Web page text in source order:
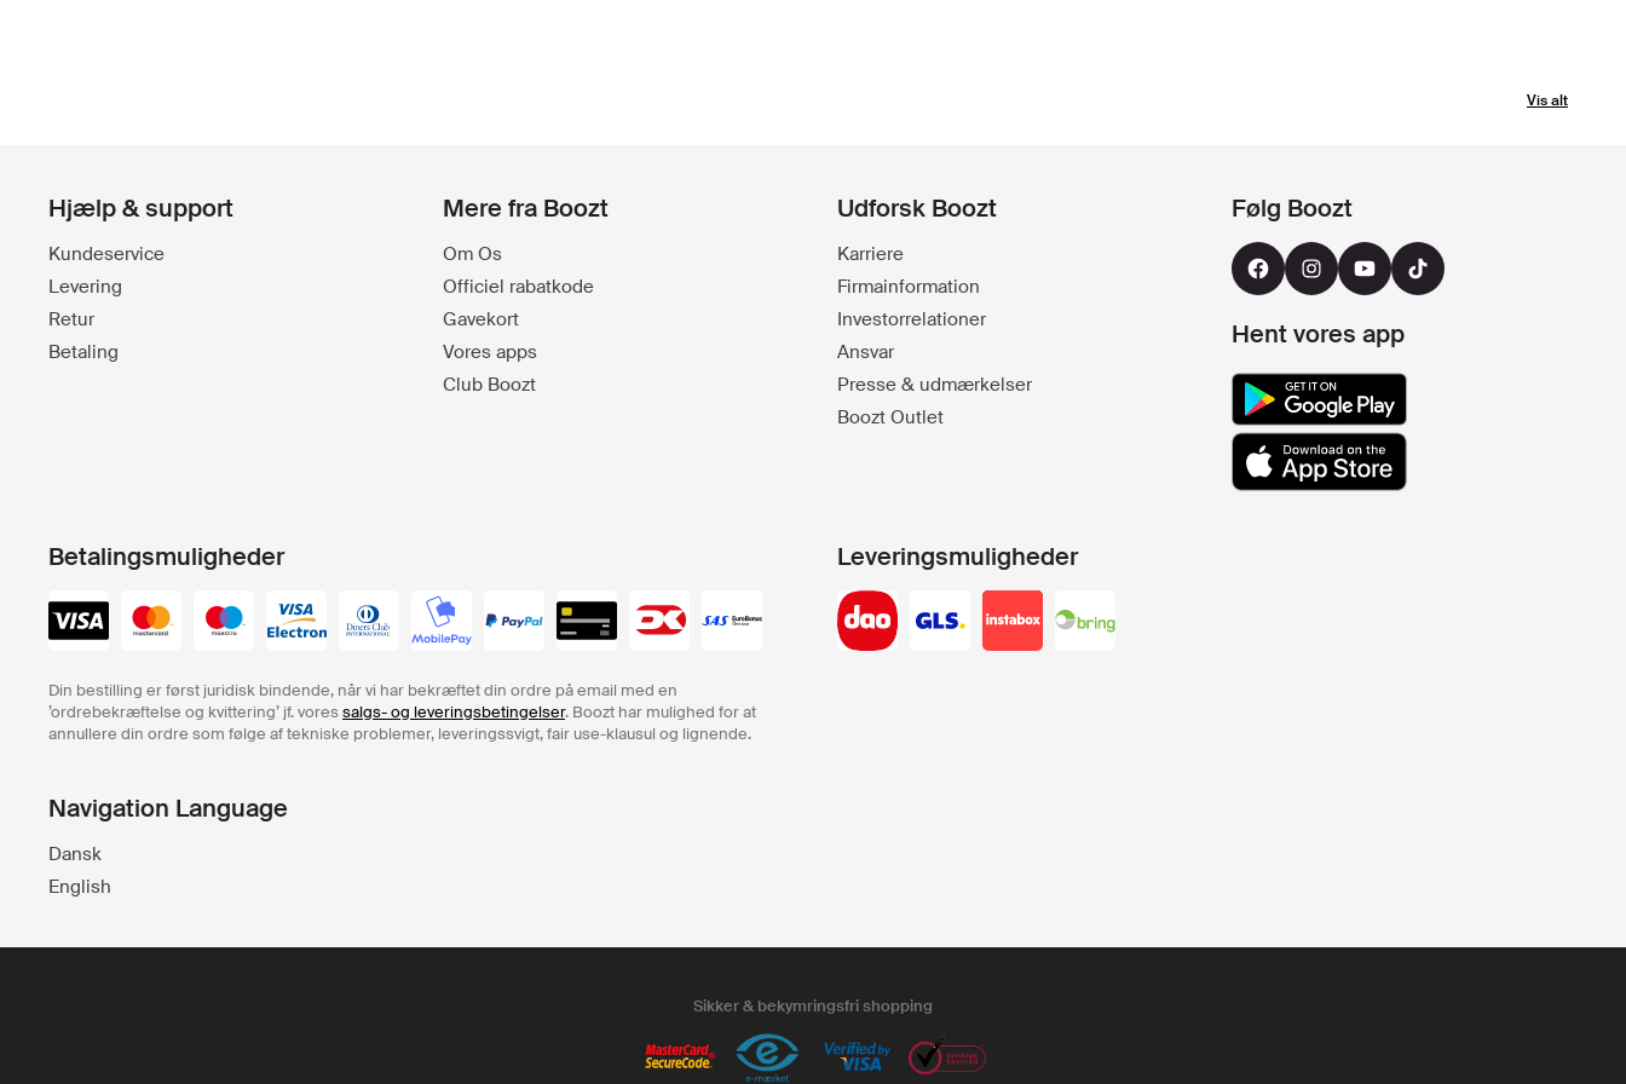
Vis alt
Hjælp & support
Kundeservice
Levering
Retur
Betaling
Mere fra Boozt
Om Os
Officiel rabatkode
Gavekort
Vores apps
Club Boozt
Udforsk Boozt
Karriere
Firmainformation
Investorrelationer
Ansvar
Presse & udmærkelser
Boozt Outlet
Følg Boozt
Hent vores app
Betalingsmuligheder
Din bestilling er først juridisk bindende, når vi har bekræftet din ordre på email med en
’ordrebekræftelse og kvittering’ jf. vores salgs- og leveringsbetingelser. Boozt har mulighed for at
annullere din ordre som følge af tekniske problemer, leveringssvigt, fair use-klausul og lignende.
Leveringsmuligheder
Navigation Language
Dansk
English
Sikker & bekymringsfri shopping